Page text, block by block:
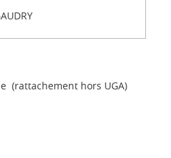
(rattachement hors UGA)